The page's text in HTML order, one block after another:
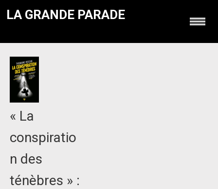
LA GRANDE PARADE
« La
conspiratio
n des
ténèbres » :